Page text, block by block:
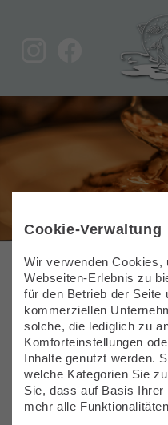
1 2 3 4
Wir machen
Ab dem 04.06.
zurück zur Übersicht
Cookie-Verwaltung
Wir verwenden Cookies,
Webseiten-Erlebnis zu
für den Betrieb der Seite
kommerziellen
solche, die lediglich zu
Komforteinstellungen
Inhalte genutzt werden.
welche Kategorien Sie
Sie, dass auf Basis
mehr alle